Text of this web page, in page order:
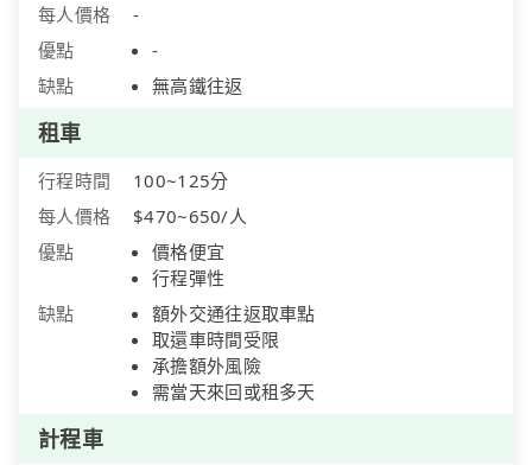
每人價格
-
優點
-
缺點
無高鐵往返
租車
行程時間
100~125分
每人價格
$470~650/人
優點
價格便宜
行程彈性
缺點
額外交通往返取車點
取還車時間受限
承擔額外風險
需當天來回或租多天
計程車